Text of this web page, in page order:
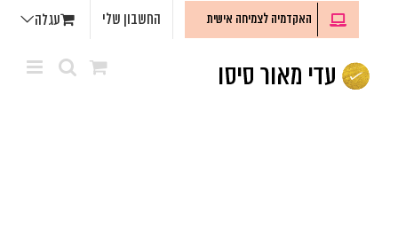
האקדמיה לצמיחה אישית החשבון שלי עגלה